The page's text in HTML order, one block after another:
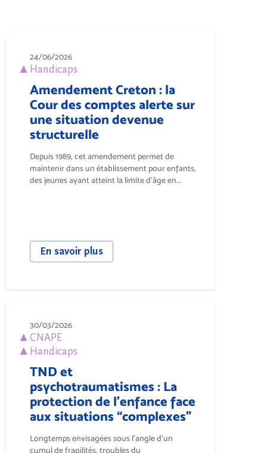
24/06/2026
Handicaps
Amendement Creton : la
Cour des comptes alerte sur
une situation devenue
structurelle
Depuis 1989, cet amendement permet de
maintenir dans un établissement pour enfants,
des jeunes ayant atteint la limite d’âge en...
En savoir plus
30/03/2026
CNAPE
Handicaps
TND et
psychotraumatismes : La
protection de l’enfance face
aux situations “complexes”
Longtemps envisagées sous l’angle d’un
cumul de fragilités, troubles du